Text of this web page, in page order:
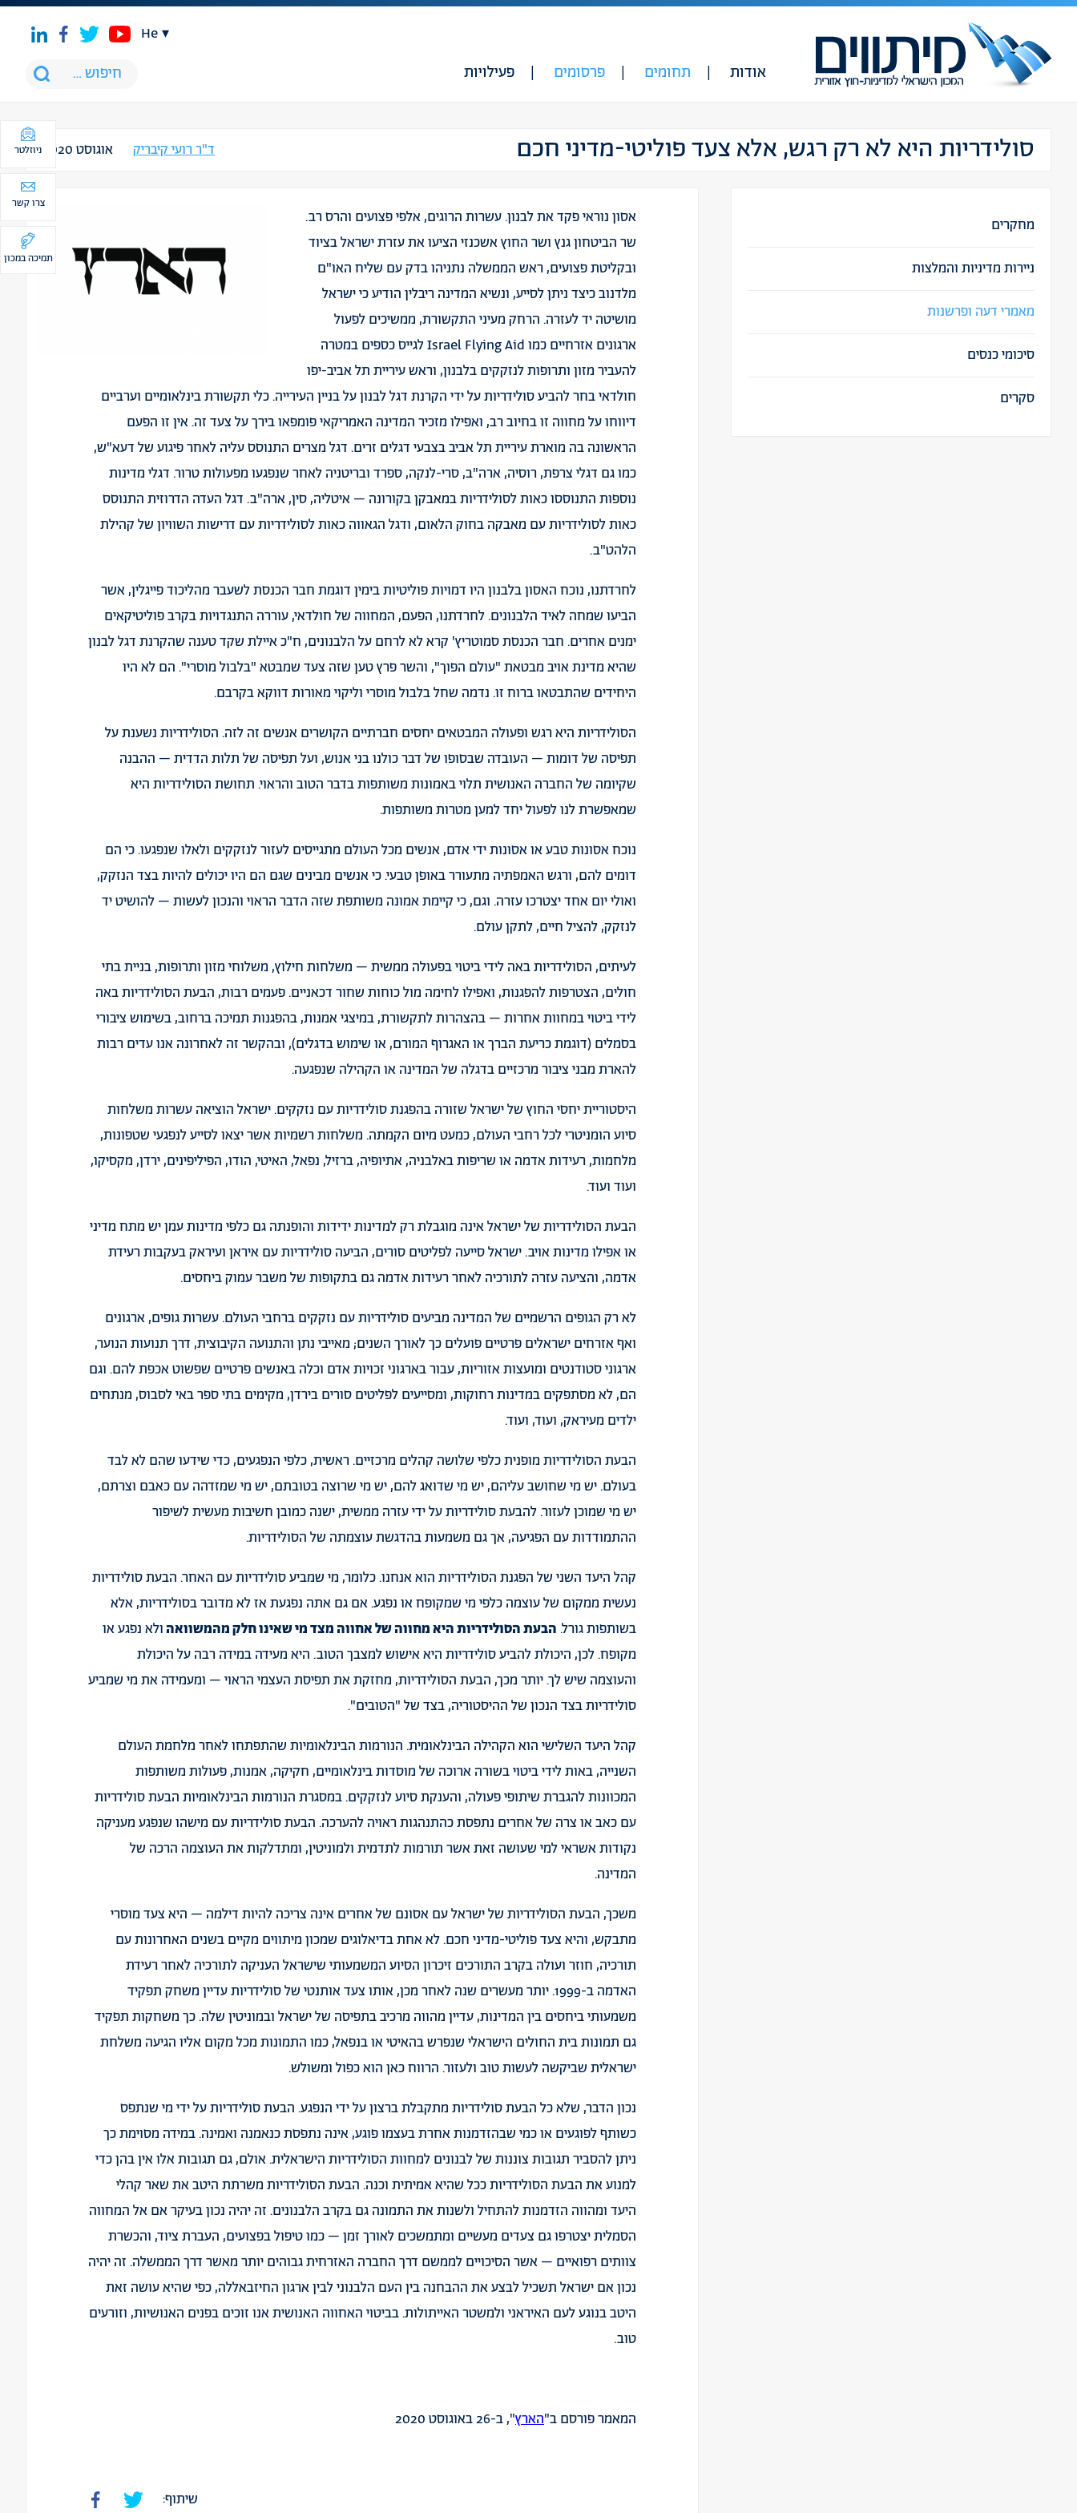
אודות תחומים פרסומים פעילויות
he
סולידריות היא לא רק רגש, אלא צעד פוליטי-מדיני חכם ד"ר רועי קיבריק אוגוסט 2020
אסון נוראי פקד את לבנון. עשרות הרוגים, אלפי פצועים והרס רב.
שר הביטחון גנץ ושר החוץ אשכנזי הציעו את עזרת ישראל בציוד
ובקליטת פצועים, ראש הממשלה נתניהו בדק עם שליח האו"ם
מלדנוב כיצד ניתן לסייע, ונשיא המדינה ריבלין הודיע כי ישראל
מושיטה יד לעזרה. הרחק מעיני התקשורת, ממשיכים לפעול
ארגונים אזרחיים כמו Israel Flying Aid לגייס כספים במטרה
להעביר מזון ותרופות לנזקקים בלבנון, וראש עיריית תל אביב-יפו
חולדאי בחר להביע סולידריות על ידי הקרנת דגל לבנון על בניין העירייה.כלי תקשורתבינלאומיים וערביים
דיווחו על מחווה זו בחיוב רב, ואפילו מזכיר המדינה האמריקאי פומפאובירךעל צעד זה. אין זו הפעם
הראשונה בה מוארת עיריית תל אביב בצבעי דגלים זרים. דגל מצרים התנוסס עליה לאחר פיגוע של דעא"ש,
כמו גם דגלי צרפת, רוסיה, ארה"ב, סרי-לנקה, ספרד ובריטניה לאחר שנפגעו מפעולות טרור. דגלי מדינות
נוספות התנוססו כאות לסולידריות במאבקן בקורונה – איטליה, סין, ארה"ב. דגל העדה הדרוזית התנוסס
כאות לסולידריות עם מאבקה בחוק הלאום, ודגל הגאווה כאות לסולידריות עם דרישות השוויון של קהילת
הלהט"ב.
לחרדתנו, נוכח האסון בלבנון היו דמויות פוליטיות בימין דוגמת חבר הכנסת לשעבר מהליכוד פייגלין, אשר
הביעו שמחה לאיד הלבנונים. לחרדתנו, הפעם, המחווה של חולדאי, עוררה התנגדויות בקרב פוליטיקאים
ימנים אחרים. חבר הכנסת סמוטריץ' קרא לא לרחם על הלבנונים, ח"כ איילת שקד טענה שהקרנת דגל לבנון
שהיא מדינת אויב מבטאת "עולם הפוך", והשר פרץ טען שזה צעד שמבטא "בלבול מוסרי". הם לא היו
היחידים שהתבטאו ברוח זו. נדמה שחל בלבול מוסרי וליקוי מאורות דווקא בקרבם.
הסולידריות היא רגש ופעולה המבטאים יחסים חברתיים הקושרים אנשים זה לזה. הסולידריות נשענת על
תפיסה של דומות – העובדה שבסופו של דבר כולנו בני אנוש, ועל תפיסה של תלות הדדית – ההבנה
שקיומה של החברה האנושית תלוי באמונות משותפות בדבר הטוב והראוי. תחושת הסולידריות היא
שמאפשרת לנו לפעול יחד למען מטרות משותפות.
נוכח אסונות טבע או אסונות ידי אדם, אנשים מכל העולם מתגייסים לעזור לנזקקים ולאלו שנפגעו. כי הם
דומים להם, ורגש האמפתיה מתעורר באופן טבעי. כי אנשים מבינים שגם הם היו יכולים להיות בצד הנזקק,
ואולי יום אחד יצטרכו עזרה. וגם, כי קיימת אמונה משותפת שזה הדבר הראוי והנכון לעשות – להושיט יד
לנזקק, להציל חיים, לתקן עולם.
לעיתים, הסולידריות באה לידי ביטוי בפעולה ממשית – משלחות חילוץ, משלוחי מזון ותרופות, בניית בתי
חולים, הצטרפות להפגנות, ואפילו לחימה מול כוחות שחור דכאניים. פעמים רבות, הבעת הסולידריות באה
לידי ביטוי במחוות אחרות – בהצהרות לתקשורת, במיצגי אמנות, בהפגנות תמיכה ברחוב, בשימוש ציבורי
בסמלים (דוגמת כריעת הברך או האגרוף המורם, או שימוש בדגלים), ובהקשר זה לאחרונה אנו עדים רבות
להארת מבני ציבור מרכזיים בדגלה של המדינה או הקהילה שנפגעה.
היסטוריית יחסי החוץ של ישראל שזורה בהפגנת סולידריות עם נזקקים. ישראל הוציאהעשרות משלחות
סיוע הומניטרי לכל רחבי העולם, כמעט מיום הקמתה. משלחות רשמיות אשר יצאו לסייע לנפגעי שטפונות,
מלחמות, רעידות אדמה או שריפותבאלבניה,אתיופיה,ברזיל, נפאל, האיטי, הודו, הפיליפינים,ירדן, מקסיקו,
ועוד ועוד.
הבעת הסולידריות של ישראל אינה מוגבלת רק למדינות ידידות והופנתה גם כלפי מדינות עמן יש מתח מדיני
או אפילו מדינות אויב. ישראל סייעה לפליטים סורים, הביעה סולידריות עם איראן ועיראק בעקבות רעידת
אדמה, והציעה עזרה לתורכיה לאחר רעידות אדמה גם בתקופות של משבר עמוק ביחסים.
לא רק הגופים הרשמיים של המדינה מביעים סולידריות עם נזקקים ברחבי העולם. עשרות גופים, ארגונים
ואף אזרחים ישראלים פרטיים פועלים כך לאורך השנים; מאייבי נתן והתנועה הקיבוצית, דרך תנועות הנוער,
ארגוני סטודנטים ומועצות אזוריות, עבור בארגוני זכויות אדם וכלה באנשים פרטיים שפשוט אכפת להם. וגם
הם, לא מסתפקים במדינות רחוקות, ומסייעים לפליטים סורים בירדן, מקימים בתי ספר באי לסבוס, מנתחים
ילדים מעיראק, ועוד, ועוד.
הבעת הסולידריות מופנית כלפי שלושה קהלים מרכזיים. ראשית, כלפי הנפגעים, כדי שידעו שהם לא לבד
בעולם. יש מי שחושב עליהם, יש מי שדואג להם, יש מי שרוצה בטובתם, יש מי שמזדהה עם כאבם וצרתם,
יש מי שמוכן לעזור. להבעת סולידריות על ידי עזרה ממשית, ישנה כמובן חשיבות מעשית לשיפור
ההתמודדות עם הפגיעה, אך גם משמעות בהדגשת עוצמתה של הסולידריות.
קהל היעד השני של הפגנת הסולידריות הוא אנחנו. כלומר, מי שמביע סולידריות עם האחר. הבעת סולידריות
נעשית ממקום של עוצמה כלפי מי שמקופח או נפגע. אם גם אתה נפגעת אז לא מדובר בסולידריות, אלא
בשותפות גורל. הבעת הסולידריות היא מחווה של אחווה מצד מי שאינו חלק מהמשוואהולא נפגע או
מקופח. לכן, היכולת להביע סולידריות היא אישוש למצבך הטוב. היא מעידה במידה רבה על היכולת
והעוצמה שיש לך. יותר מכך, הבעת הסולידריות, מחזקת את תפיסת העצמי הראוי – ומעמידה את מי שמביע
סולידריות בצד הנכון של ההיסטוריה, בצד של "הטובים".
קהל היעד השלישי הוא הקהילה הבינלאומית. הנורמות הבינלאומיות שהתפתחו לאחר מלחמת העולם
השנייה, באות לידי ביטוי בשורה ארוכה של מוסדות בינלאומיים, חקיקה, אמנות, פעולות משותפות
המכוונות להגברת שיתופי פעולה, והענקת סיוע לנזקקים. במסגרת הנורמות הבינלאומיות הבעת סולידריות
עם כאב או צרה של אחרים נתפסת כהתנהגות ראויה להערכה. הבעת סולידריות עם מישהו שנפגע מעניקה
נקודות אשראי למי שעושה זאת אשר תורמות לתדמית ולמוניטין, ומתדלקות את העוצמה הרכה של
המדינה.
משכך, הבעת הסולידריות של ישראל עם אסונם של אחרים אינה צריכה להיות דילמה – היא צעד מוסרי
מתבקש, והיא צעד פוליטי-מדיני חכם. לא אחת בדיאלוגים שמכון מיתווים מקיים בשנים האחרונות עם
תורכיה, חוזר ועולה בקרב התורכים זיכרון הסיוע המשמעותי שישראל העניקה לתורכיה לאחר רעידת
האדמה ב-1999. יותר מעשרים שנה לאחר מכן, אותו צעד אותנטי של סולידריות עדיין משחק תפקיד
משמעותי ביחסים בין המדינות, עדיין מהווה מרכיב בתפיסה של ישראל ובמוניטין שלה. כך משחקות תפקיד
גם תמונות בית החולים הישראלי שנפרש בהאיטי או בנפאל, כמו התמונות מכל מקום אליו הגיעה משלחת
ישראלית שביקשה לעשות טוב ולעזור. הרווח כאן הוא כפול ומשולש.
נכון הדבר, שלא כל הבעת סולידריות מתקבלת ברצון על ידי הנפגע. הבעת סולידריות על ידי מי שנתפס
כשותף לפוגעים או כמי שבהזדמנות אחרת בעצמו פוגע, אינה נתפסת כנאמנה ואמינה. במידה מסוימת כך
ניתן להסביר תגובות צוננות של לבנונים למחוות הסולידריות הישראלית. אולם, גם תגובות אלו אין בהן כדי
למנוע את הבעת הסולידריות ככל שהיא אמיתית וכנה. הבעת הסולידריות משרתת היטב את שאר קהלי
היעד ומהווה הזדמנות להתחיל ולשנות את התמונה גם בקרב הלבנונים. זה יהיה נכון בעיקר אם אל המחווה
הסמלית יצטרפו גם צעדים מעשיים ומתמשכים לאורך זמן – כמו טיפול בפצועים, העברת ציוד, והכשרת
צוותים רפואיים – אשר הסיכויים לממשם דרך החברה האזרחית גבוהים יותר מאשר דרך הממשלה. זה יהיה
נכון אם ישראל תשכיל לבצע את ההבחנה בין העם הלבנוני לבין ארגון החיזבאללה, כפי שהיא עושה זאת
היטב בנוגע לעם האיראני ולמשטר האייתולות. בביטוי האחווה האנושית אנו זוכים בפנים האנושיות, וזורעים
טוב.
המאמר פורסם ב"הארץ", ב-26 באוגוסט 2020
שיתוף:
מחקרים
ניירות מדיניות והמלצות
מאמרי דעה ופרשנות
סיכומי כנסים
סקרים
ניוזלטר
צרו קשר
תמיכה במכון